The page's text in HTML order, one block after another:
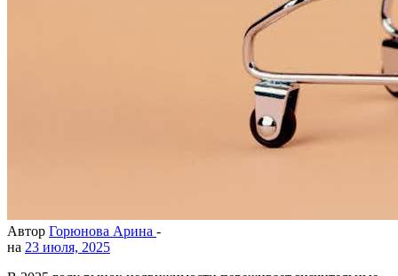
Автор Горюнова Арина -
на 23 июля, 2025